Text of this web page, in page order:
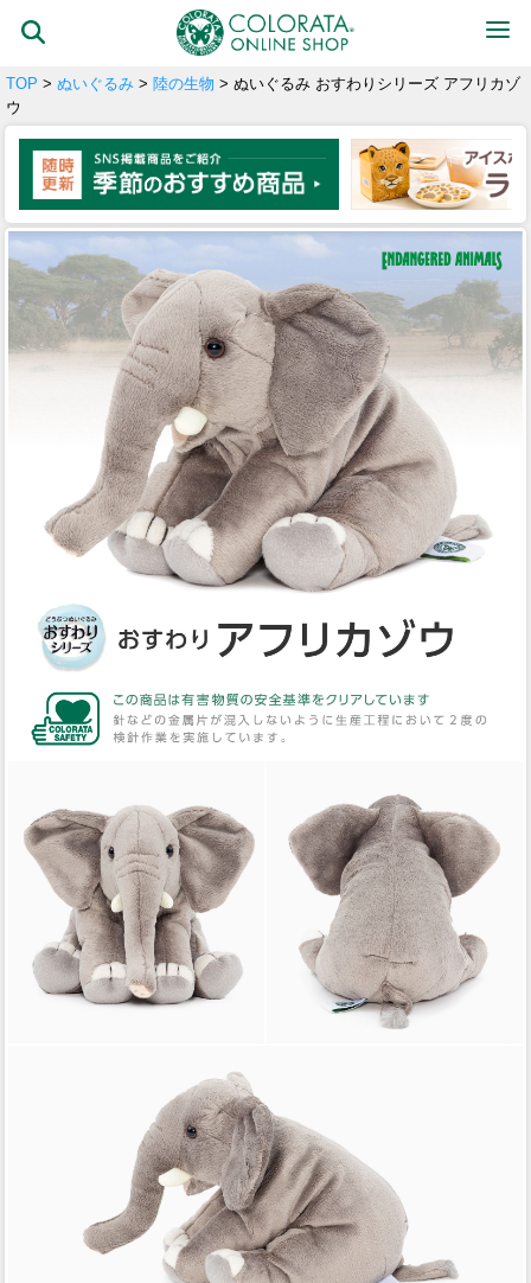
TOP > ぬいぐるみ > 陸の生物 > ぬいぐるみ おすわりシリーズ アフリカゾ
ウ